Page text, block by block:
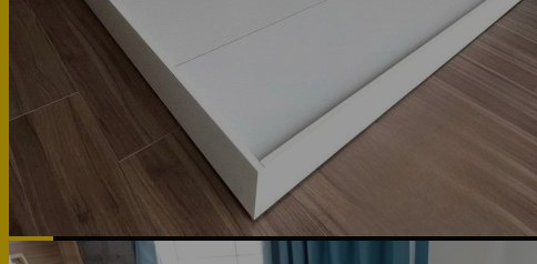
Phòng khách
Phòng bếp
Phòng ngủ
Hotline: 0947 323438
Tìm kiếm: